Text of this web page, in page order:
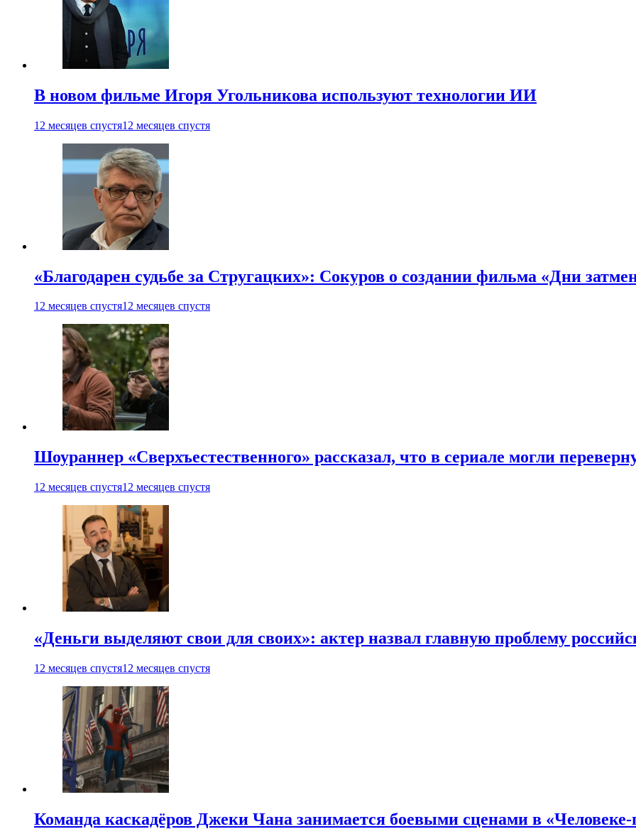
В новом фильме Игоря Угольникова используют технологии ИИ
12 месяцев спустя12 месяцев спустя
«Благодарен судьбе за Стругацких»: Сокуров о создании фильма «Дни
12 месяцев спустя12 месяцев спустя
Шоураннер «Сверхъестественного» рассказал, что в сериале могли
12 месяцев спустя12 месяцев спустя
«Деньги выделяют свои для своих»: актер назвал главную проблему
12 месяцев спустя12 месяцев спустя
Команда каскадёров Джеки Чана занимается боевыми сценами в «Человеке-